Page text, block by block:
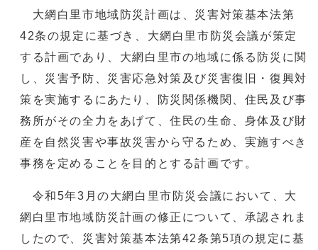
大網白里市地域防災計画は、災害対策基本法第
42条の規定に基づき、大網白里市防災会議が策定
する計画であり、大網白里市の地域に係る防災に関
し、災害予防、災害応急対策及び災害復旧・復興対
策を実施するにあたり、防災関係機関、住民及び事
務所がその全力をあげて、住民の生命、身体及び財
産を自然災害や事故災害から守るため、実施すべき
事務を定めることを目的とする計画です。
令和5年3月の大網白里市防災会議において、大
網白里市地域防災計画の修正について、承認されま
したので、災害対策基本法第42条第5項の規定に基